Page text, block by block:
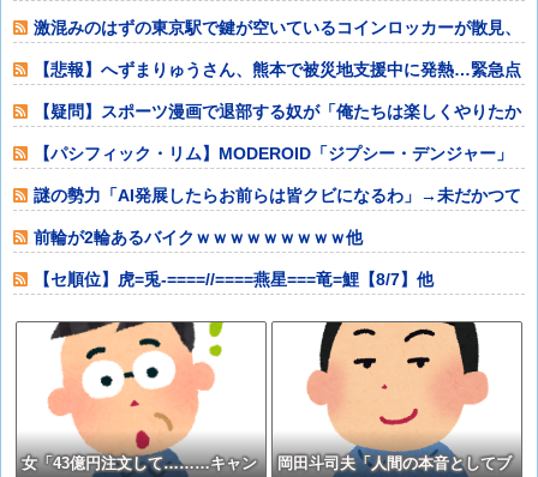
激混みのはずの東京駅で鍵が空いているコインロッカーが散見、
「ラッキー」と
【悲報】へずまりゅうさん、熊本で被災地支援中に発熱…緊急点
滴で回復・・・
【疑問】スポーツ漫画で退部する奴が「俺たちは楽しくやりたか
ったんだよ」っ
【パシフィック・リム】MODEROID「ジプシー・デンジャー」
プラモデル
謎の勢力「AI発展したらお前らは皆クビになるわ」→未だかつて
AIのせいで
前輪が2輪あるバイクｗｗｗｗｗｗｗｗｗ他
【セ順位】虎=兎-====//====燕星===竜=鯉【8/7】他
女「43億円注文して………キャン
岡田斗司夫「人間の本音としてブ